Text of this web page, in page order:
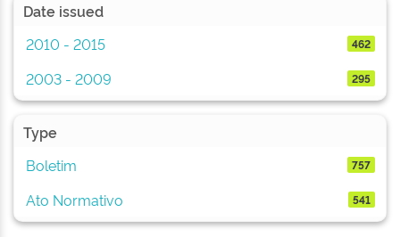
Date issued
2010 - 2015
462
2003 - 2009 295
Type
Boletim
757
Ato Normativo 541